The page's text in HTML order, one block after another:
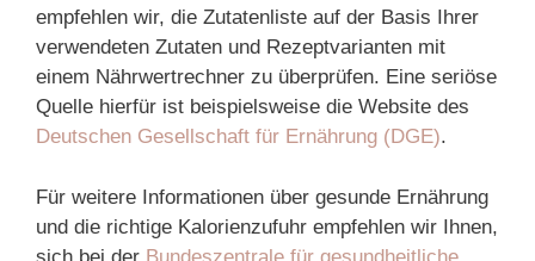
empfehlen wir, die Zutatenliste auf der Basis Ihrer
verwendeten Zutaten und Rezeptvarianten mit
einem Nährwertrechner zu überprüfen. Eine seriöse
Quelle hierfür ist beispielsweise die Website des
Deutschen Gesellschaft für Ernährung (DGE).
Für weitere Informationen über gesunde Ernährung
und die richtige Kalorienzufuhr empfehlen wir Ihnen,
sich bei der Bundeszentrale für gesundheitliche